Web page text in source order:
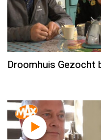
Droomhuis Gezocht